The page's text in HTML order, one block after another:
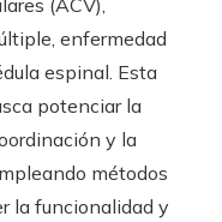
(ACV),
enfermedad
espinal. Esta
potenciar la
y la
métodos
la funcionalidad y